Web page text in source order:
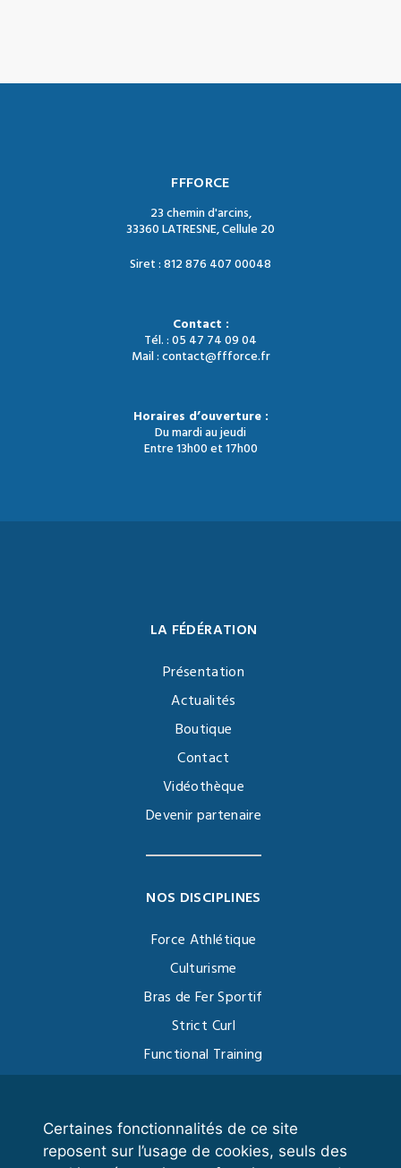
Certaines fonctionnalités de ce site
reposent sur l’usage de cookies, seuls des
FFFORCE
23 chemin d'arcins,
33360 LATRESNE, Cellule 20
Siret : 812 876 407 00048
Contact :
Tél. : 05 47 74 09 04
Mail : contact@ffforce.fr
Horaires d’ouverture :
Du mardi au jeudi
Entre 13h00 et 17h00
LA FÉDÉRATION
Présentation
Actualités
Boutique
Contact
Vidéothèque
Devenir partenaire
NOS DISCIPLINES
Force Athlétique
Culturisme
Bras de Fer Sportif
Strict Curl
Functional Training